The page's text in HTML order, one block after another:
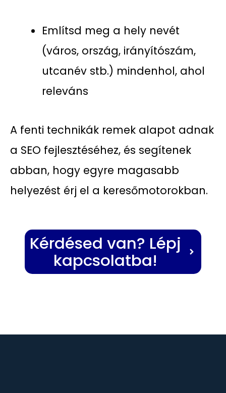
Említsd meg a hely nevét
(város, ország, irányítószám,
utcanév stb.) mindenhol, ahol
releváns
A fenti technikák remek alapot adnak
a SEO fejlesztéséhez, és segítenek
abban, hogy egyre magasabb
helyezést érj el a keresőmotorokban.
Kérdésed van? Lépj
kapcsolatba!